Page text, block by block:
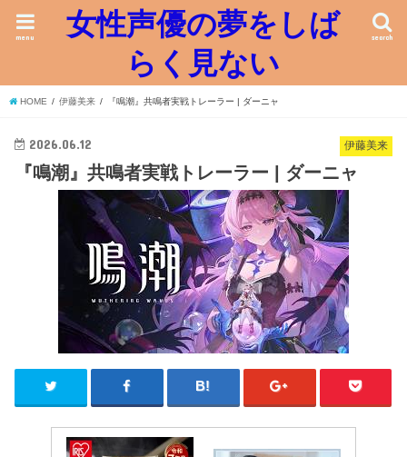
女性声優の夢をしば
らく見ない
search
menu
HOME 伊藤美来 『鳴潮』共鳴者実戦トレーラー | ダーニャ
伊藤美来
2026.06.12
『鳴潮』共鳴者実戦トレーラー | ダーニャ